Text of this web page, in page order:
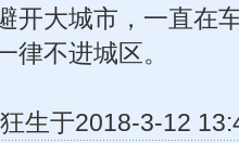
开大城市，一直在
律不进城区。
生于2018-3-12